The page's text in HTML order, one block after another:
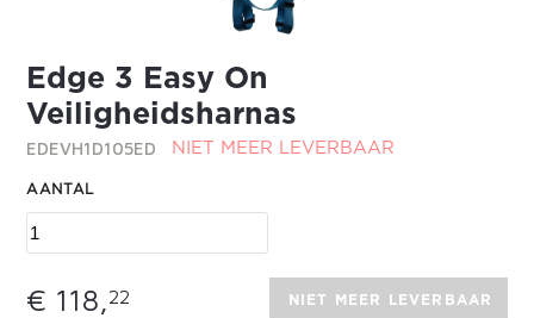
Edge 3 Easy On
Veiligheidsharnas
EDEVH1D105ED NIET MEER LEVERBAAR
AANTAL
€ 118,22 NIET MEER LEVERBAAR